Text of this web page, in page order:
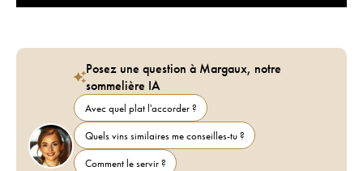
Posez une question à Margaux, notre
sommelière IA
Avec quel plat l'accorder ?
Quels vins similaires me conseilles-tu ?
Comment le servir ?